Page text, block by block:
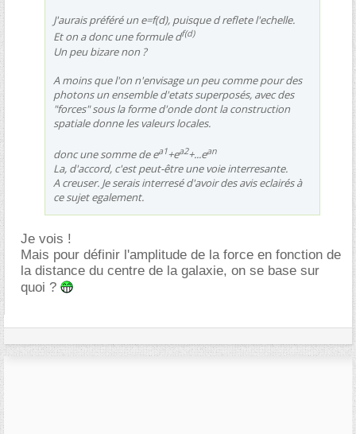
J'aurais préféré un e=f(d), puisque d reflete l'echelle.
Et on a donc une formule df(d)
Un peu bizare non ?
A moins que l'on n'envisage un peu comme pour des
photons un ensemble d'etats superposés, avec des
"forces" sous la forme d'onde dont la construction
spatiale donne les valeurs locales.
donc une somme de ea1+ea2+...ean
La, d'accord, c'est peut-être une voie interresante.
A creuser. Je serais interresé d'avoir des avis eclairés à
ce sujet egalement.
Je vois !
Mais pour définir l'amplitude de la force en fonction de
la distance du centre de la galaxie, on se base sur
quoi ?